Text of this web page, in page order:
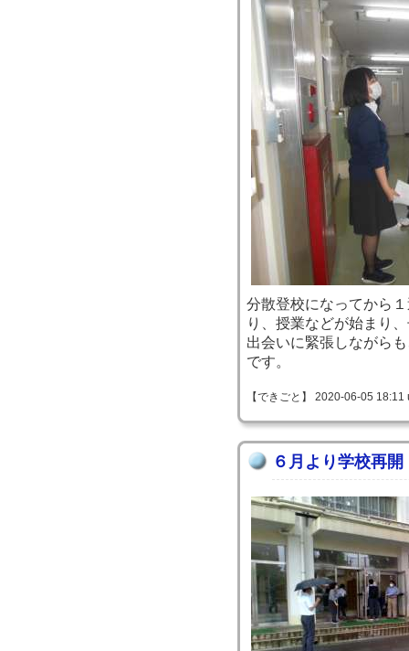
分散登校になってから
り、授業などが始まり
出会いに緊張しながら
です。
【できごと】 2020-06-05 18:11
６月より学校再開